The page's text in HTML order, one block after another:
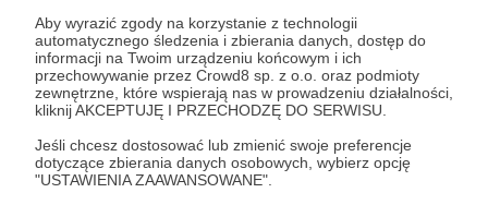
Aby wyrazić zgody na korzystanie z technologii
automatycznego śledzenia i zbierania danych, dostęp do
informacji na Twoim urządzeniu końcowym i ich
przechowywanie przez Crowd8 sp. z o.o. oraz podmioty
zewnętrzne, które wspierają nas w prowadzeniu działalności,
kliknij AKCEPTUJĘ I PRZECHODZĘ DO SERWISU.
Jeśli chcesz dostosować lub zmienić swoje preferencje
dotyczące zbierania danych osobowych, wybierz opcję
"USTAWIENIA ZAAWANSOWANE".
Udostępnij